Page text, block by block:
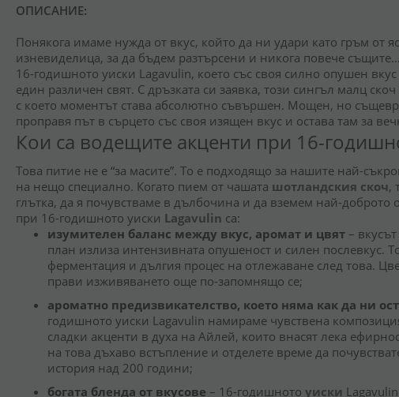
ОПИСАНИЕ:
Понякога имаме нужда от вкус, който да ни удари като гръм от
изневиделица, за да бъдем разтърсени и никога повече
16-годишното уиски Lagavulin, което със своя силно опушен
един различен свят. С дръзката си заявка, този сингъл малц
с което моментът става абсолютно съвършен. Мощен, но
проправя път в сърцето със своя изящен вкус и остава там за
Кои са водещите акценти при 16-
Това питие не е “за масите”. То е подходящо за нашите най-
на нещо специално. Когато пием от чашата шотландския скоч,
глътка, да я почувстваме в дълбочина и да вземем най-
при 16-годишното уиски Lagavulin са:
изумителен баланс между вкус, аромат и цвят –
план излиза интензивната опушеност и силен послевкус.
ферментация и дългия процес на отлежаване след това.
прави изживяването още по-запомнящо се;
ароматно предизвикателство, което няма как да ни
годишното уиски Lagavulin намираме чувствена
сладки акценти в духа на Айлей, които внасят лека
на това дъхаво встъпление и отделете време да
история над 200 години;
богата бленда от вкусове – 16-годишното уиски